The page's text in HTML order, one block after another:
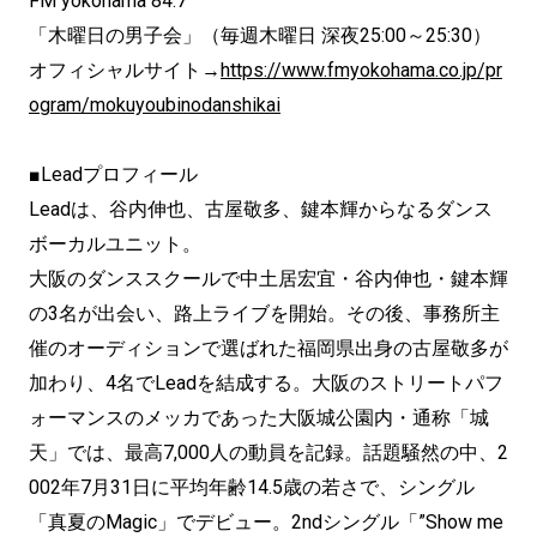
「木曜日の男子会」（毎週木曜日 深夜25:00～25:30）
オフィシャルサイト→https://www.fmyokohama.co.jp/pr
ogram/mokuyoubinodanshikai
■Leadプロフィール
Leadは、谷内伸也、古屋敬多、鍵本輝からなるダンス
ボーカルユニット。
大阪のダンススクールで中土居宏宜・谷内伸也・鍵本輝
の3名が出会い、路上ライブを開始。その後、事務所主
催のオーディションで選ばれた福岡県出身の古屋敬多が
加わり、4名でLeadを結成する。大阪のストリートパフ
ォーマンスのメッカであった大阪城公園内・通称「城
天」では、最高7,000人の動員を記録。話題騒然の中、2
002年7月31日に平均年齢14.5歳の若さで、シングル
「真夏のMagic」でデビュー。2ndシングル「”Show me